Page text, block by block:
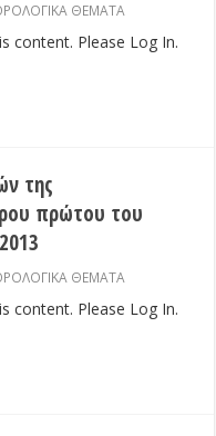
ΘΕΜΑΤΑ
content. Please Log In.
της
πρώτου του
ΘΕΜΑΤΑ
content. Please Log In.